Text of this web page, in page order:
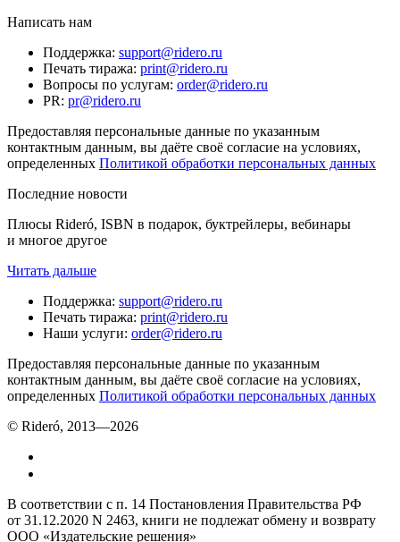
Написать нам
Поддержка: support@ridero.ru
Печать тиража: print@ridero.ru
Вопросы по услугам: order@ridero.ru
PR: pr@ridero.ru
Предоставляя персональные данные по указанным
контактным данным, вы даёте своё согласие на условиях,
определенных Политикой обработки персональных данных
Последние новости
Плюсы Rideró, ISBN в подарок, буктрейлеры, вебинары
и многое другое
Читать дальше
Поддержка: support@ridero.ru
Печать тиража: print@ridero.ru
Наши услуги: order@ridero.ru
Предоставляя персональные данные по указанным
контактным данным, вы даёте своё согласие на условиях,
определенных Политикой обработки персональных данных
© Rideró, 2013—2026
В соответствии с п. 14 Постановления Правительства РФ
от 31.12.2020 N 2463, книги не подлежат обмену и возврату
ООО «Издательские решения»